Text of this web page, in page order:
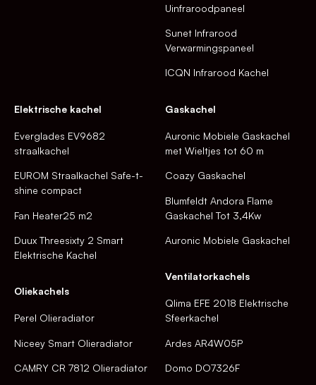
Uinfraroodpaneel
Sunet Infrarood
Verwarmingspaneel
ICQN Infrarood Kachel
Elektrische kachel
Everglades EV9682
straalkachel
EUROM Straalkachel Safe-t-
shine compact
Fan Heater25 m2
Duux Threesixty 2 Smart
Elektrische Kachel
Oliekachels
Perel Olieradiator
Niceey Smart Olieradiator
CAMRY CR 7812 Olieradiator
Gaskachel
Auronic Mobiele Gaskachel
met Wieltjes tot 60 m
Coazy Gaskachel
Blumfeldt Andora Flame
Gaskachel Tot 3,4Kw
Auronic Mobiele Gaskachel
Ventilatorkachels
Qlima EFE 2018 Elektrische
Sfeerkachel
Ardes AR4W05P
Domo DO7326F